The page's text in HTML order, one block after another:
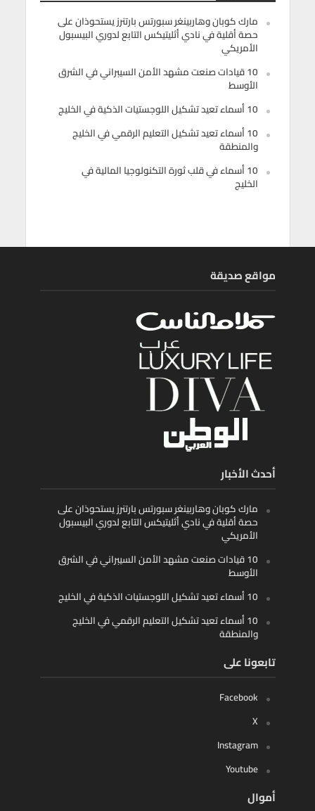
مارك كوبان وهاربينغر سبورتس بارتنرز يستحوذان على
حصة أقلية في نادي أثليتيكس التابع لدوري البيسبول
الأمريكي
10 قيادات صنعت مشهد الأمن السيبراني في الشرق
الأوسط
10 أسماء تعيد تشكيل اللوجستيات الذكية في الخليج
10 أسماء تعيد تشكيل التعليم الرقمي في الخليج
والمنطقة
10 أسماء في قلب ثورة التكنولوجيا المالية في
الخليج
مواقع صديقة
أحدث الأخبار
مارك كوبان وهاربينغر سبورتس بارتنرز يستحوذان على
حصة أقلية في نادي أثليتيكس التابع لدوري البيسبول
الأمريكي
10 قيادات صنعت مشهد الأمن السيبراني في الشرق
الأوسط
10 أسماء تعيد تشكيل اللوجستيات الذكية في الخليج
10 أسماء تعيد تشكيل التعليم الرقمي في الخليج
والمنطقة
تابعونا على
Facebook
X
Instagram
Youtube
أموال